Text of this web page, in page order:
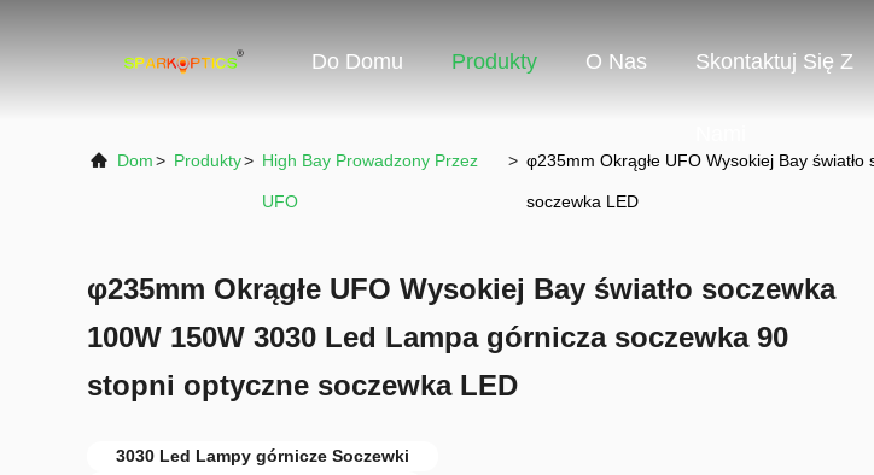
Do Domu Produkty O Nas Skontaktuj Się Z
Dom> Produkty> High Bay Prowadzony Przez
UFO
> φ235mm Okrągłe UFO Wysokiej Bay
soczewka LED
φ235mm Okrągłe UFO Wysokiej Bay światło soczewka
100W 150W 3030 Led Lampa górnicza soczewka 90
stopni optyczne soczewka LED
3030 Led Lampy górnicze Soczewki